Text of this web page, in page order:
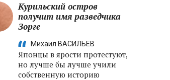
Курильский остров
получит имя разведчика
Зорге
Михаил ВАСИЛЬЕВ
Японцы в ярости протестуют,
но лучше бы лучше учили
собственную историю